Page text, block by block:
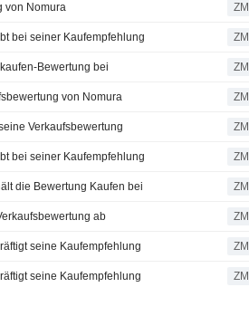
von Nomura ZM
bei seiner Kaufempfehlung ZM
Bewertung bei ZM
von Nomura ZM
Verkaufsbewertung ZM
bei seiner Kaufempfehlung ZM
die Bewertung Kaufen bei ZM
ab ZM
seine Kaufempfehlung ZM
seine Kaufempfehlung ZM